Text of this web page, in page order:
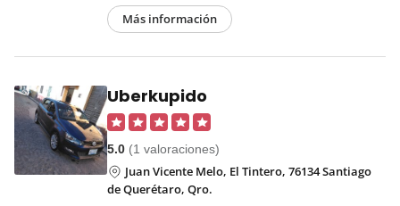
Más información
Uberkupido
5.0 (1 valoraciones)
Juan Vicente Melo, El Tintero, 76134 Santiago
de Querétaro, Qro.